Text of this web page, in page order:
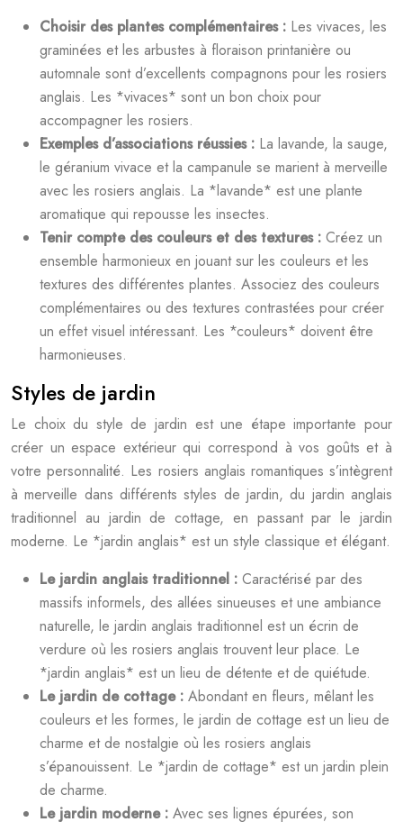
Choisir des plantes complémentaires : Les vivaces, les
graminées et les arbustes à floraison printanière ou
automnale sont d’excellents compagnons pour les rosiers
anglais. Les *vivaces* sont un bon choix pour
accompagner les rosiers.
Exemples d’associations réussies : La lavande, la sauge,
le géranium vivace et la campanule se marient à merveille
avec les rosiers anglais. La *lavande* est une plante
aromatique qui repousse les insectes.
Tenir compte des couleurs et des textures : Créez un
ensemble harmonieux en jouant sur les couleurs et les
textures des différentes plantes. Associez des couleurs
complémentaires ou des textures contrastées pour créer
un effet visuel intéressant. Les *couleurs* doivent être
harmonieuses.
Styles de jardin
Le choix du style de jardin est une étape importante pour
créer un espace extérieur qui correspond à vos goûts et à
votre personnalité. Les rosiers anglais romantiques s’intègrent
à merveille dans différents styles de jardin, du jardin anglais
traditionnel au jardin de cottage, en passant par le jardin
moderne. Le *jardin anglais* est un style classique et élégant.
Le jardin anglais traditionnel : Caractérisé par des
massifs informels, des allées sinueuses et une ambiance
naturelle, le jardin anglais traditionnel est un écrin de
verdure où les rosiers anglais trouvent leur place. Le
*jardin anglais* est un lieu de détente et de quiétude.
Le jardin de cottage : Abondant en fleurs, mêlant les
couleurs et les formes, le jardin de cottage est un lieu de
charme et de nostalgie où les rosiers anglais
s’épanouissent. Le *jardin de cottage* est un jardin plein
de charme.
Le jardin moderne : Avec ses lignes épurées, son